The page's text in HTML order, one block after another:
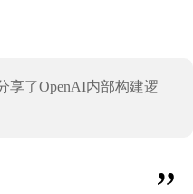
享了OpenAI内部构建逻